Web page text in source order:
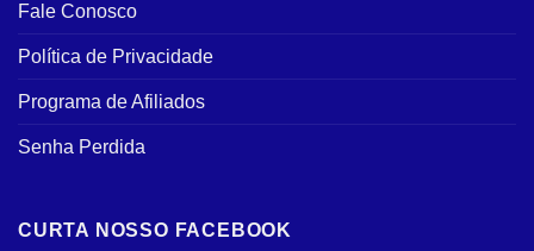
Fale Conosco
Política de Privacidade
Programa de Afiliados
Senha Perdida
CURTA NOSSO FACEBOOK